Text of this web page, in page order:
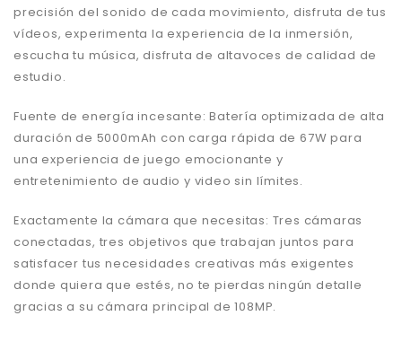
precisión del sonido de cada movimiento, disfruta de tus
vídeos, experimenta la experiencia de la inmersión,
escucha tu música, disfruta de altavoces de calidad de
estudio.
Fuente de energía incesante: Batería optimizada de alta
duración de 5000mAh con carga rápida de 67W para
una experiencia de juego emocionante y
entretenimiento de audio y video sin límites.
Exactamente la cámara que necesitas: Tres cámaras
conectadas, tres objetivos que trabajan juntos para
satisfacer tus necesidades creativas más exigentes
donde quiera que estés, no te pierdas ningún detalle
gracias a su cámara principal de 108MP.